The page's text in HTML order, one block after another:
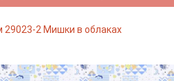
29023-2 Мишки в облаках